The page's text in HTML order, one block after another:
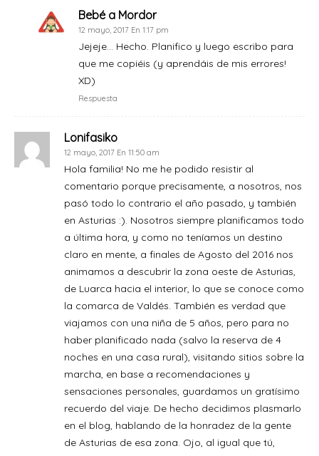
Bebé a Mordor
12 mayo, 2017 En 1:17 pm
Jejeje… Hecho. Planifico y luego escribo para
que me copiéis (y aprendáis de mis errores!
XD)
Respuesta
Lonifasiko
12 mayo, 2017 En 11:50 am
Hola familia! No me he podido resistir al
comentario porque precisamente, a nosotros, nos
pasó todo lo contrario el año pasado, y también
en Asturias :). Nosotros siempre planificamos todo
a última hora, y como no teníamos un destino
claro en mente, a finales de Agosto del 2016 nos
animamos a descubrir la zona oeste de Asturias,
de Luarca hacia el interior, lo que se conoce como
la comarca de Valdés. También es verdad que
viajamos con una niña de 5 años, pero para no
haber planificado nada (salvo la reserva de 4
noches en una casa rural), visitando sitios sobre la
marcha, en base a recomendaciones y
sensaciones personales, guardamos un gratísimo
recuerdo del viaje. De hecho decidimos plasmarlo
en el blog, hablando de la honradez de la gente
de Asturias de esa zona. Ojo, al igual que tú,